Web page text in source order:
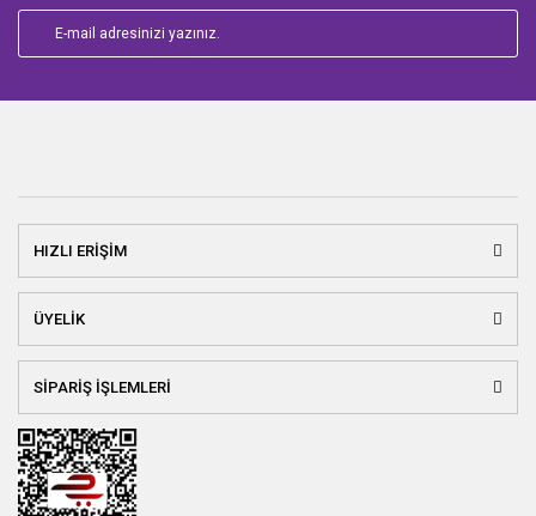
HIZLI ERİŞİM
ÜYELİK
SİPARİŞ İŞLEMLERİ
Viv Croot